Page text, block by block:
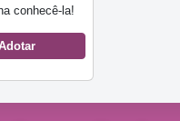
conhecê-la!